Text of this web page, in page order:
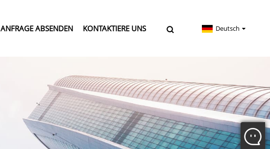
ANFRAGE ABSENDEN KONTAKTIERE UNS Deutsch